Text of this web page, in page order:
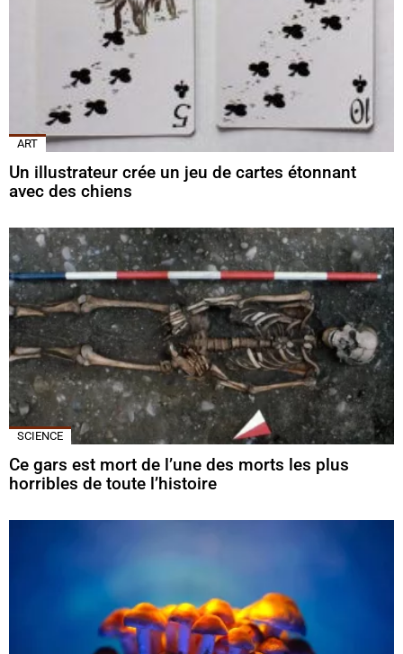
ART
Un illustrateur crée un jeu de cartes étonnant
avec des chiens
SCIENCE
Ce gars est mort de l’une des morts les plus
horribles de toute l’histoire